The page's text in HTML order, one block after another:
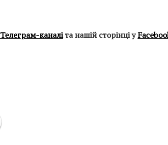
Телеграм-каналіта нашій сторінці у